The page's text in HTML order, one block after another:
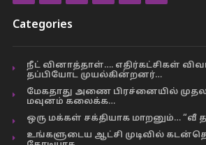
Categories
நீட் வினாத்தாள்…. எதிர்கட்சிகள்
தப்பியோட முயல்கின்றனர்…
மேகதாது அணை பிரச்னையில்
மவுனம் கலைக்க…
ஒரு மக்கள் சக்தியாக மாறனும்… “வீ
உங்களுடைய ஆட்சி முடிவில்